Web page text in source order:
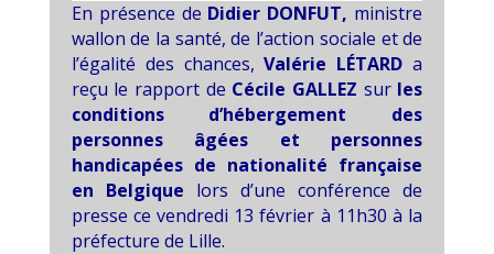
En présence de Didier DONFUT, ministre
wallon de la santé, de l’action sociale et de
l’égalité des chances,Valérie LÉTARD a
reçu le rapport de Cécile GALLEZ sur les
conditions d’hébergement des
personnes âgées et personnes
handicapées de nationalité française
en Belgique lors d’une conférence de
presse ce vendredi 13 février à 11h30 à la
préfecture de Lille.